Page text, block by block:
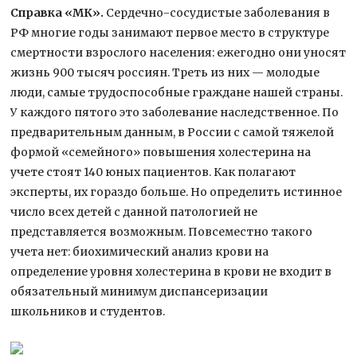
Справка «МК». Сердечно-сосудистые заболевания в
РФ многие годы занимают первое место в структуре
смертности взрослого населения: ежегодно они уносят
жизнь 900 тысяч россиян. Треть из них — молодые
люди, самые трудоспособные граждане нашей страны.
У каждого пятого это заболевание наследственное. По
предварительным данным, в России с самой тяжелой
формой «семейного» повышения холестерина на
учете стоят 140 юных пациентов. Как полагают
эксперты, их гораздо больше. Но определить истинное
число всех детей с данной патологией не
представляется возможным. Повсеместно такого
учета нет: биохимический анализ крови на
определение уровня холестерина в крови не входит в
обязательный минимум диспансеризации
школьников и студентов.